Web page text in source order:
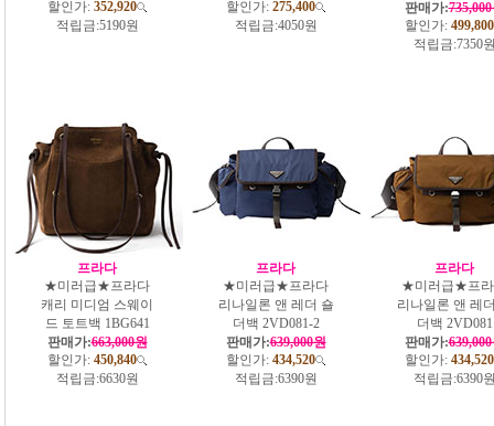
할인가: 352,920
적립금:5190원
할인가: 275,400
적립금:4050원
판매가:
할인가: 499,800
적립금:7350
프라다
★미러급★프라다
캐리 미디엄 스웨이
드 토트백 1BG641
판매가:663,000원
할인가: 450,840
적립금:6630원
프라다
★미러급★프라다
리나일론 앤 레더 숄
더백 2VD081-2
판매가:639,000원
할인가: 434,520
적립금:6390원
프라다
★미러급★프
리나일론 앤 레
더백 2VD081
판매가:
할인가: 434,520
적립금:6390